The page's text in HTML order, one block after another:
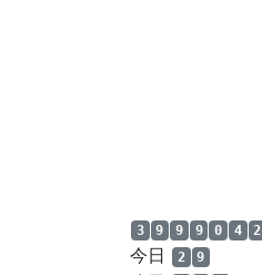
3 9 9 9 0 4 2
今日 2 9